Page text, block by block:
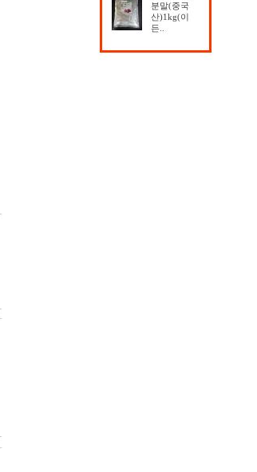
분말(중국
산)1kg(이
든..